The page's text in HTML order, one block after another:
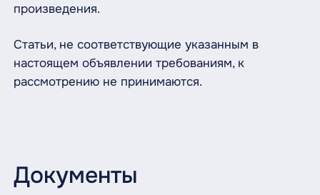
произведения.
Статьи, не соответствующие указанным в
настоящем объявлении требованиям, к
рассмотрению не принимаются.
Документы